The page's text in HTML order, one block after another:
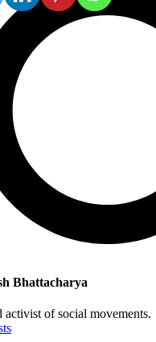
Bhattacharya
activist of social movements.